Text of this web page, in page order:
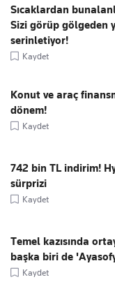
Sıcaklardan
Sizi görüp gölgeden
serinletiyor!
Kaydet
Konut ve araç
dönem!
Kaydet
742 bin TL indirim!
sürprizi
Kaydet
Temel kazısında
başka biri de
Kaydet